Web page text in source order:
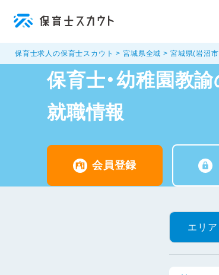
保育士求人の保育士スカウト 宮城県全域 宮城県(岩沼
保育士・幼稚園教諭
就職情報
会員登録
エリア